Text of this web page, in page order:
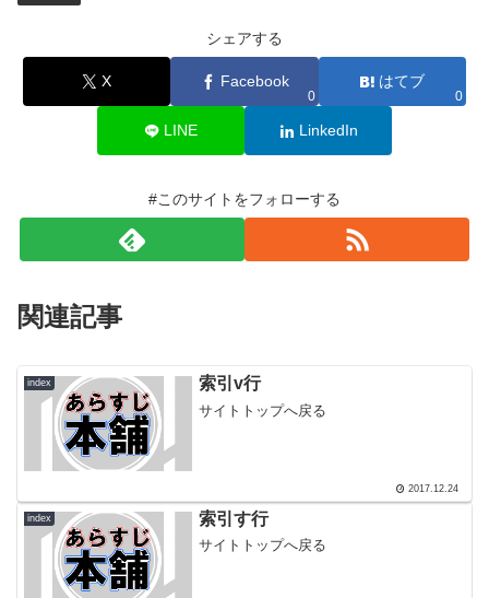
シェアする
X Facebook
0
はてブ
0
LINE LinkedIn
#このサイトをフォローする
関連記事
index 索引v行
サイトトップへ戻る
2017.12.24
index 索引す行
サイトトップへ戻る